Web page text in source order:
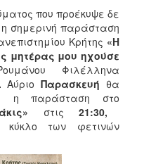
που προέκυψε δε
σημερινή παράσταση
Κρήτης «Η
μητέρας μου ηχούσε
Φιλέλληνα
Αύριο Παρασκευή θα
η παράσταση στο
στις 21:30,
κύκλο των φετινών